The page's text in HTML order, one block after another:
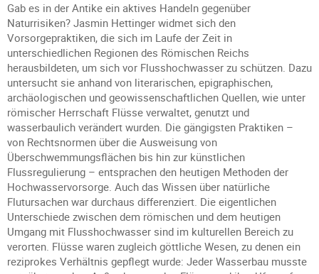
Gab es in der Antike ein aktives Handeln gegenüber
Naturrisiken? Jasmin Hettinger widmet sich den
Vorsorgepraktiken, die sich im Laufe der Zeit in
unterschiedlichen Regionen des Römischen Reichs
herausbildeten, um sich vor Flusshochwasser zu schützen. Dazu
untersucht sie anhand von literarischen, epigraphischen,
archäologischen und geowissenschaftlichen Quellen, wie unter
römischer Herrschaft Flüsse verwaltet, genutzt und
wasserbaulich verändert wurden. Die gängigsten Praktiken –
von Rechtsnormen über die Ausweisung von
Überschwemmungsflächen bis hin zur künstlichen
Flussregulierung – entsprachen den heutigen Methoden der
Hochwasservorsorge. Auch das Wissen über natürliche
Flutursachen war durchaus differenziert. Die eigentlichen
Unterschiede zwischen dem römischen und dem heutigen
Umgang mit Flusshochwasser sind im kulturellen Bereich zu
verorten. Flüsse waren zugleich göttliche Wesen, zu denen ein
reziprokes Verhältnis gepflegt wurde: Jeder Wasserbau musste